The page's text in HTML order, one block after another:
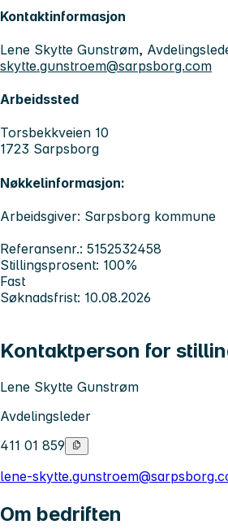
Kontaktinformasjon
Lene Skytte Gunstrøm,
skytte.gunstroem@sarpsborg.com
Arbeidssted
Torsbekkveien 10
1723 Sarpsborg
Nøkkelinformasjon:
Arbeidsgiver: Sarpsborg kommune
Referansenr.: 5152532458
Stillingsprosent: 100%
Fast
Søknadsfrist: 10.08.2026
Kontaktperson for
Lene Skytte Gunstrøm
Avdelingsleder
411 01 859
lene-
Om bedriften